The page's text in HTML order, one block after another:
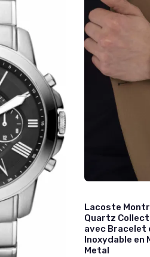
Lacoste
Quartz
avec Bracelet
Inoxydable en
Metal